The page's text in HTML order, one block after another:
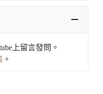
上留言發問。
。